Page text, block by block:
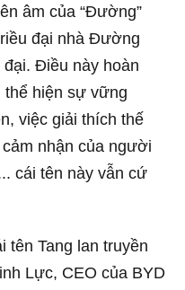
âm của “Đường”
đại nhà Đường
Điều này hoàn
thể hiện sự vững
việc giải thích thế
nhận của người
cái tên này vẫn cứ
tên Tang lan truyền
Lực, CEO của BYD